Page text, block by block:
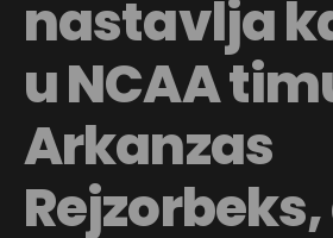
nastavlja
u NCAA
Arkanzas